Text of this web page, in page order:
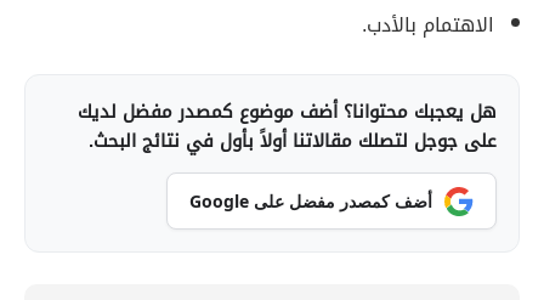
الاهتمام بالأدب.
هل يعجبك محتوانا؟ أضف موضوع كمصدر مفضل لديك
على جوجل لتصلك مقالاتنا أولاً بأول في نتائج البحث.
أضف كمصدر مفضل على Google